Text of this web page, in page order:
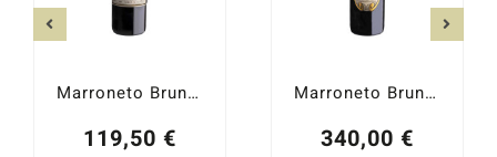
Marroneto Brunello di Montalcino 2021
119,50 €
Marroneto Brunello di Montalcino Selezione Madonna delle Grazie 2020
340,00 €